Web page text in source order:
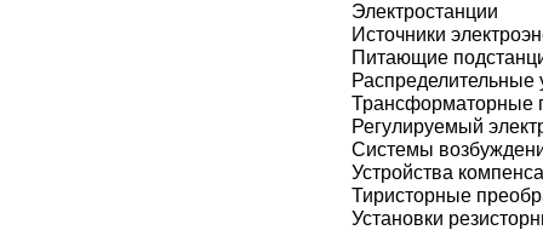
Электростанции
Источники
Питающие
Распределительные
Трансформаторные
Регулируемый
Системы
Устройства
Тиристорные
Установки